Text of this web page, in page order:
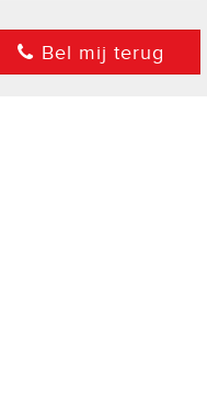
Bel mij terug